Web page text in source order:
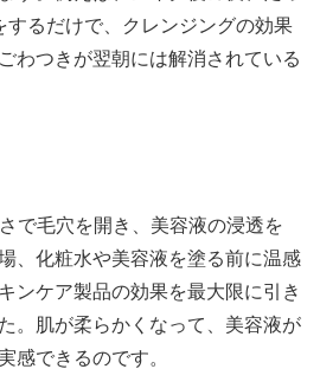
するだけで、クレンジングの効果
わつきが翌朝には解消されている
で毛穴を開き、美容液の浸透を
、化粧水や美容液を塗る前に温感
ンケア製品の効果を最大限に引き
。肌が柔らかくなって、美容液が
感できるのです。